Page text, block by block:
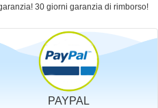
30 giorni garanzia di rimborso!
PAYPAL